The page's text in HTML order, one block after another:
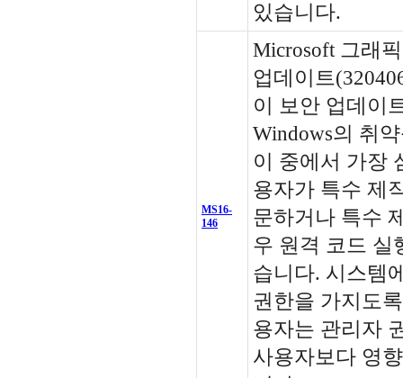
있습니다.
MS16-
146
Microsoft 그래
업데이트
이 보안 업데이
Windows의 취
이 중에서 가장
용자가 특수 제
문하거나 특수
우 원격 코드 실
습니다. 시스템
권한을 가지도
용자는 관리자
사용자보다 영